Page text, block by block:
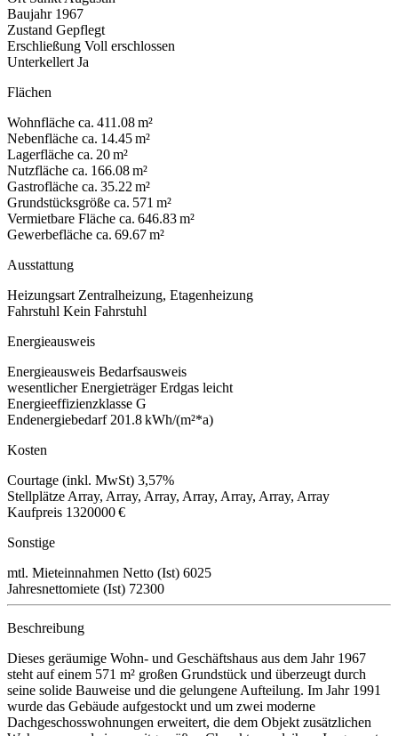
Baujahr 1967
Zustand Gepflegt
Erschließung Voll erschlossen
Unterkellert Ja
Flächen
Wohnfläche ca. 411.08 m²
Nebenfläche ca. 14.45 m²
Lagerfläche ca. 20 m²
Nutzfläche ca. 166.08 m²
Gastrofläche ca. 35.22 m²
Grundstücksgröße ca. 571 m²
Vermietbare Fläche ca. 646.83 m²
Gewerbefläche ca. 69.67 m²
Ausstattung
Heizungsart Zentralheizung, Etagenheizung
Fahrstuhl Kein Fahrstuhl
Energieausweis
Energieausweis Bedarfsausweis
wesentlicher Energieträger Erdgas leicht
Energieeffizienzklasse G
Endenergiebedarf 201.8 kWh/(m²*a)
Kosten
Courtage (inkl. MwSt) 3,57%
Stellplätze Array, Array, Array, Array, Array, Array, Array
Kaufpreis 1320000 €
Sonstige
mtl. Mieteinnahmen Netto (Ist) 6025
Jahresnettomiete (Ist) 72300
Beschreibung
Dieses geräumige Wohn- und Geschäftshaus aus dem Jahr 1967
steht auf einem 571 m² großen Grundstück und überzeugt durch
seine solide Bauweise und die gelungene Aufteilung. Im Jahr 1991
wurde das Gebäude aufgestockt und um zwei moderne
Dachgeschosswohnungen erweitert, die dem Objekt zusätzlichen